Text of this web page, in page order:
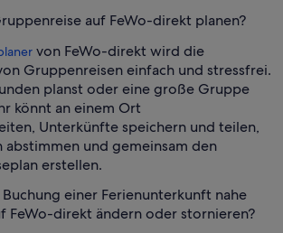
auf FeWo-direkt planen?
von FeWo-direkt wird die
Gruppenreisen einfach und stressfrei.
planst oder eine große Gruppe
könnt an einem Ort
Unterkünfte speichern und teilen,
abstimmen und gemeinsam den
erstellen.
einer Ferienunterkunft nahe
FeWo-direkt ändern oder stornieren?